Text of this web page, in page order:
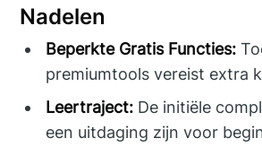
Nadelen
Beperkte Gratis Functies:
premiumtools vereist extra
Leertraject: De initiële
een uitdaging zijn voor